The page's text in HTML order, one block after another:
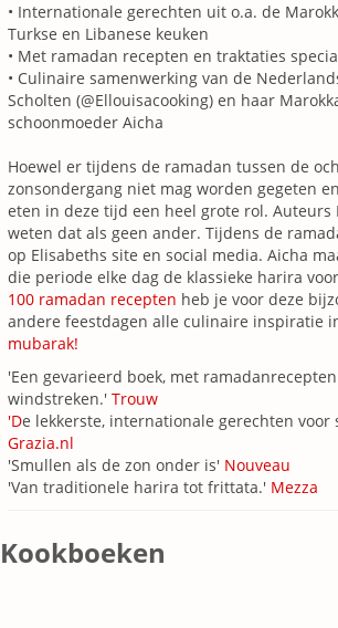
• Internationale gerechten uit o.a. de
Turkse en Libanese keuken
• Met ramadan recepten en traktaties
• Culinaire samenwerking van de
Scholten (@Ellouisacooking) en haar
schoonmoeder Aicha
Hoewel er tijdens de ramadan tussen de
zonsondergang niet mag worden gegeten
eten in deze tijd een heel grote rol. Auteurs
weten dat als geen ander. Tijdens de
op Elisabeths site en social media. Aicha
die periode elke dag de klassieke harira
100 ramadan recepten heb je voor deze
andere feestdagen alle culinaire inspiratie
mubarak!
'Een gevarieerd boek, met
windstreken.' Trouw
'De lekkerste, internationale gerechten
Grazia.nl
'Smullen als de zon onder is' Nouveau
'Van traditionele harira tot frittata.' Mezza
Kookboeken